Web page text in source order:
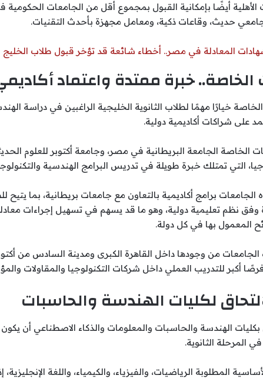
الأهلية أيضًا بإمكانية القبول بمجموع أقل من الجامعات
حديث، وقاعات ذكية، ومعامل مجهزة بأحدث التقنيات.
المعادلة في مصر.. أخطاء شائعة قد تؤخر قبول طلاب الخليج
الخاصة.. خبرة ممتدة واعتماد
خيارًا مهمًا لطلاب الثانوية الخليجية الراغبين في دراسة
على شراكات أكاديمية دولية.
الخاصة الجامعة البريطانية في مصر، وجامعة أكتوبر للعلوم
التي تمتلك خبرة طويلة في تدريس البرامج الهندسية
برامج أكاديمية بالتعاون مع جامعات بريطانية، بما يتيح
نظم تعليمية دولية، وهو ما قد يسهم في تسهيل إجراءات
المعمول بها في كل دولة.
من وجودها داخل القاهرة الكبرى ومدينة السادس من
أكبر للتدريب العملي داخل شركات التكنولوجيا والمقاولات
لكليات الهندسة والحاسبات
الهندسة والحاسبات والمعلومات والذكاء الاصطناعي أن يكون
المرحلة الثانوية.
المطلوبة الرياضيات، والفيزياء، والكيمياء، واللغة